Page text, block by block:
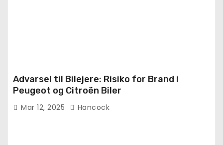
Advarsel til Bilejere: Risiko for Brand i
Peugeot og Citroën Biler
Mar 12, 2025 Hancock